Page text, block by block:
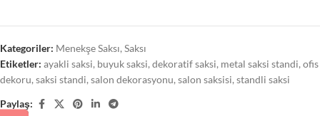
Kategoriler: Menekşe Saksı, Saksı
Etiketler: ayakli saksi, buyuk saksi, dekoratif saksi, metal saksi standi, ofis
dekoru, saksi standi, salon dekorasyonu, salon saksisi, standli saksi
Paylaş: